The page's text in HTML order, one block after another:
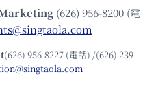
(626) 956-8200 (電
(626) 956-8227 (電話) /(626) 239-